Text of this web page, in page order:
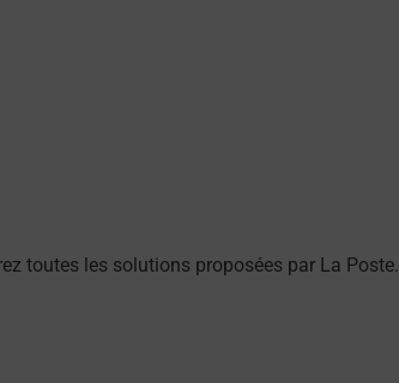
toutes les solutions proposées par La Poste.